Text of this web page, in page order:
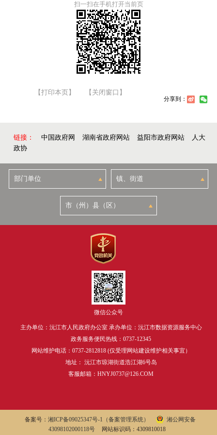
扫一扫在手机打开当前页
【打印本页】 【关闭窗口】
分享到：
链接： 中国政府网 湖南省政府网站 益阳市政府网站
人大
政协
微信公众号
主办单位：沅江市人民政府办公室 承办单位：沅江市数据资源服务中心
政务服务便民热线：0737-12345
网站维护电话：0737-2812818 (仅受理网站建设维护相关事宜）
地址： 沅江市琼湖街道浩江湖6号岛
客服邮箱：HNYJ0737@126.COM
备案号： 湘ICP备09025347号-1 （备案管理系统）
湘公网安备
43098102000118号
网站标识码：4309810018